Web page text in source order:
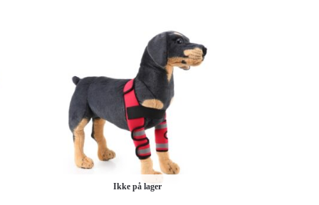
Ikke på lager